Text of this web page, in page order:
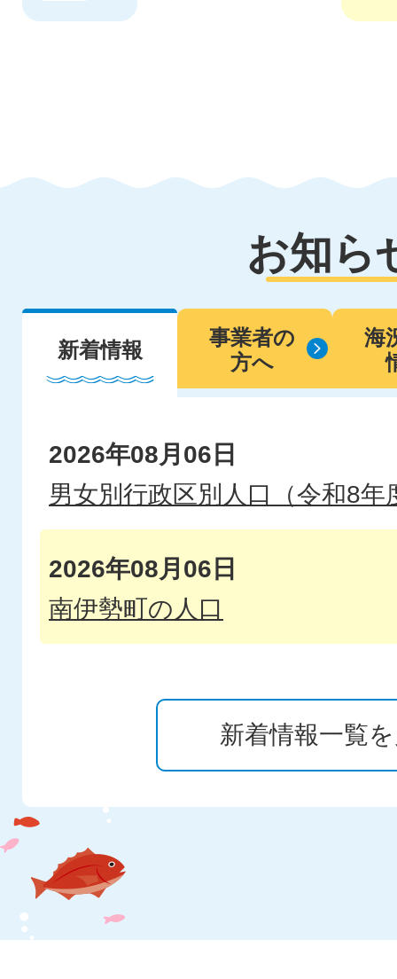
お知ら
新着情報
事業者の
方へ
海
着
情
報
2026年08月06日
男女別行政区別人口（令和8年
2026年08月06日
南伊勢町の人口
令和7年度 第 号 社会資本整
町道田曽浦宿浦線法面補修工事
2026年08月04日
令和8年度 第 号 道路メンテナ
橋梁点検業務委託
新着情報一覧